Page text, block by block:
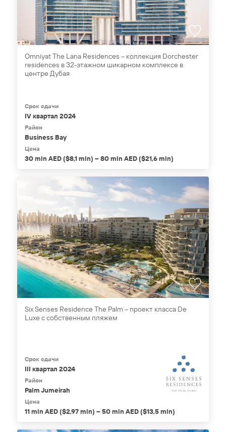
Omniyat The Lana Residences – коллекция Dorchester
residences в 32-этажном шикарном комплексе в
центре Дубая
Срок сдачи
IV квартал 2024
Район
Business Bay
Цена
30 mln AED ($8,1 mln) – 80 mln AED ($21,6 mln)
Six Senses Residence The Palm – проект класса De
Luxe с собственным пляжем
Срок сдачи
III квартал 2024
Район
Palm Jumeirah
Цена
11 mln AED ($2,97 mln) – 50 mln AED ($13,5 mln)